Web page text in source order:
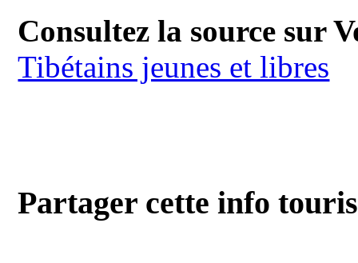
Consultez la source sur
Tibétains jeunes et libres
Partager cette info